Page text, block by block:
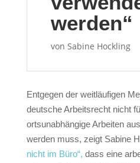
werden“
von Sabine Hockling
Entgegen der weitläufigen
deutsche Arbeitsrecht nicht
ortsunabhängige Arbeiten
werden muss, zeigt Sabine
nicht im Büro“, dass eine